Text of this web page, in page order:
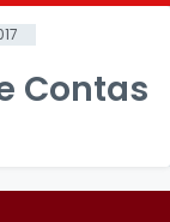
Contas